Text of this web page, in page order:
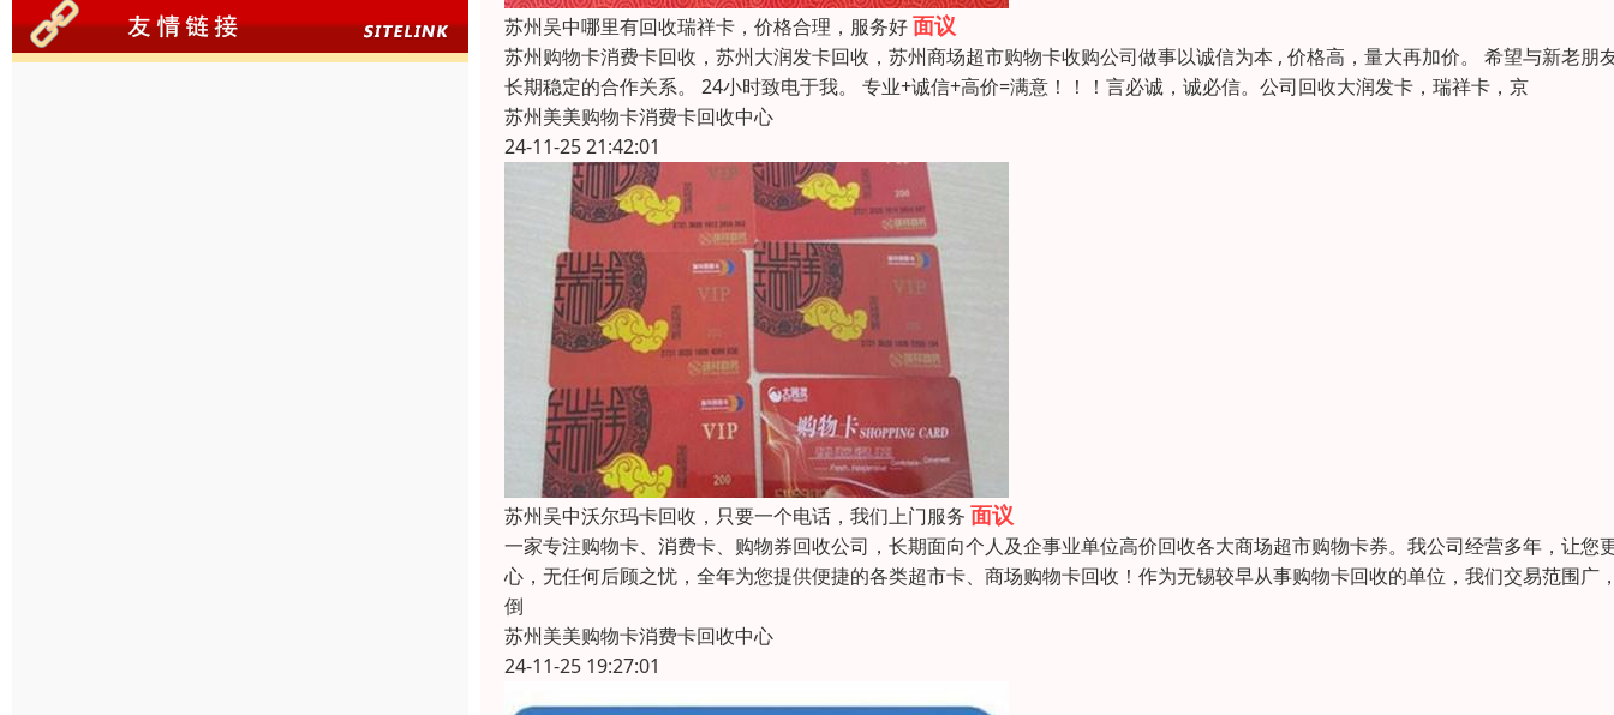
苏州吴中哪里有回收瑞祥卡，价格合理，服务好面议
苏州购物卡消费卡回收，苏州大润发卡回收，苏州商场超市购物卡收购公司做事以诚信为本 , 价格高，量大再加价。 希望与新老朋
长期稳定的合作关系。 24小时致电于我。 专业+诚信+高价=满意！！！言必诚，诚必信。公司回收大润发卡，瑞祥卡，京
苏州美美购物卡消费卡回收中心
24-11-25 21:42:01
苏州吴中沃尔玛卡回收，只要一个电话，我们上门服务 面议
一家专注购物卡、消费卡、购物券回收公司，长期面向个人及企事业单位高价回收各大商场超市购物卡券。我公司经营多年，让您
心，无任何后顾之忧，全年为您提供便捷的各类超市卡、商场购物卡回收！作为无锡较早从事购物卡回收的单位，我们交易范围广
倒
苏州美美购物卡消费卡回收中心
24-11-25 19:27:01